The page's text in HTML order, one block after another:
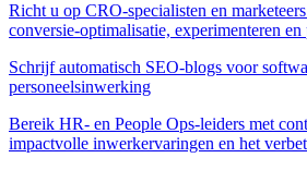
Richt u op CRO-specialisten en
conversie-optimalisatie, experimenteren en
Schrijf automatisch SEO-blogs voor
personeelsinwerking
Bereik HR- en People Ops-leiders met
impactvolle inwerkervaringen en het